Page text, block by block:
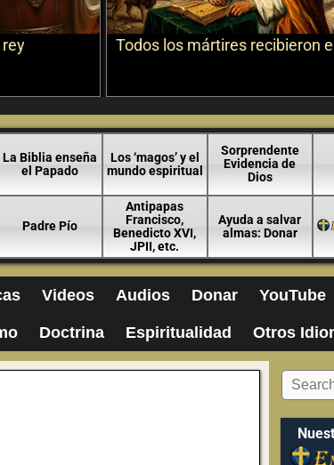
rey
Todos los mártires recibieron
La Biblia enseña
el Papado
Los ‘magos’ y el
mundo espiritual
Sorprendente
Evidencia de
Dios
Padre Pío
Antipapas
Francisco,
Benedicto XVI,
JPII, etc.
Ayuda a salvar
almas: Donar
Videos Audios Donar YouTube
Doctrina Espiritualidad Otros